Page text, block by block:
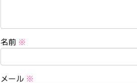
名前 ※
メール ※